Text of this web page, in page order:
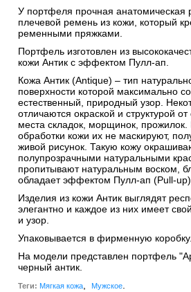
У портфеля прочная анатомическая
плечевой ремень из кожи, который
ременными пряжками.
Портфель изготовлен из
кожи Антик c эффектом Пулл-ап.
Кожа Антик (Antique) – тип
поверхности которой максимально
естественный, природный узор.
отличаются окраской и структурой
места складок, морщинок, прожилок.
обработки кожи их не маскируют,
живой рисунок. Такую кожу
полупрозрачными натуральными
пропитывают натуральным воском,
обладает эффектом Пулл-ап (Pull-up).
Изделия из кожи Антик выглядят
элегантно и каждое из них имеет
и узор.
Упаковывается в фирменную коробку.
На модели представлен портфель
черный антик.
Теги: Мягкая кожа Мужское.